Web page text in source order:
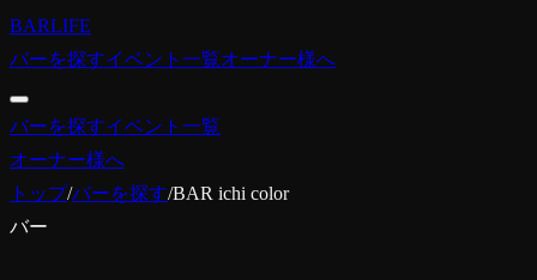
BARLIFE
バーを探すイベント一覧オーナー様へ
バーを探すイベント一覧
オーナー様へ
トップ/バーを探す/BAR ichi color
バー